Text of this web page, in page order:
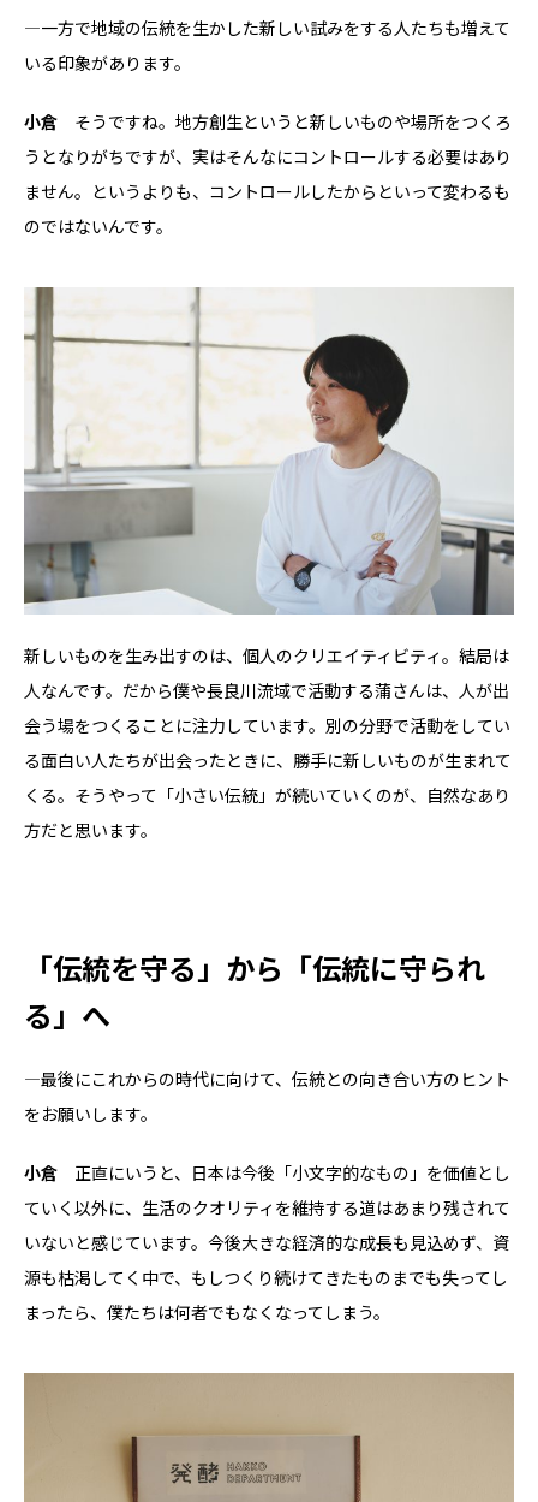
―一方で地域の伝統を生かした新しい試みをする人たちも増えて
いる印象があります。
小倉 そうですね。地方創生というと新しいものや場所をつくろ
うとなりがちですが、実はそんなにコントロールする必要はあり
ません。というよりも、コントロールしたからといって変わるも
のではないんです。
新しいものを生み出すのは、個人のクリエイティビティ。結局は
人なんです。だから僕や長良川流域で活動する蒲さんは、人が出
会う場をつくることに注力しています。別の分野で活動をしてい
る面白い人たちが出会ったときに、勝手に新しいものが生まれて
くる。そうやって「小さい伝統」が続いていくのが、自然なあり
方だと思います。
「伝統を守る」から「伝統に守られ
る」へ
―最後にこれからの時代に向けて、伝統との向き合い方のヒント
をお願いします。
小倉 正直にいうと、日本は今後「小文字的なもの」を価値とし
ていく以外に、生活のクオリティを維持する道はあまり残されて
いないと感じています。今後大きな経済的な成長も見込めず、資
源も枯渇してく中で、もしつくり続けてきたものまでも失ってし
まったら、僕たちは何者でもなくなってしまう。